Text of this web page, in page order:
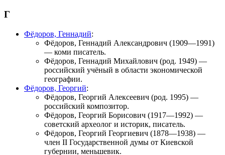
Г
Фёдоров, Геннадий:
Фёдоров, Геннадий Александрович (1909—1991)
— коми писатель.
Фёдоров, Геннадий Михайлович (род. 1949) —
российский учёный в области экономической
географии.
Фёдоров, Георгий:
Фёдоров, Георгий Алексеевич (род. 1995) —
российский композитор.
Фёдоров, Георгий Борисович (1917—1992) —
советский археолог и историк, писатель.
Фёдоров, Георгий Георгиевич (1878—1938) —
член II Государственной думы от Киевской
губернии, меньшевик.